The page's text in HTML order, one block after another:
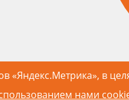
«Яндекс.Метрика», в
нами